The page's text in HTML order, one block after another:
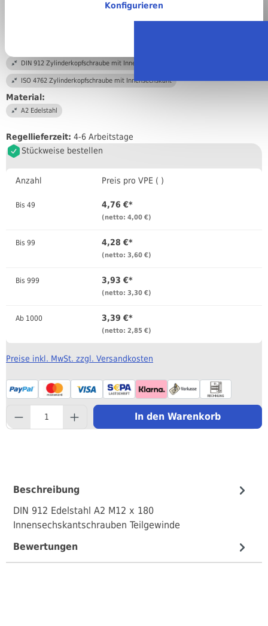
DIN 912 Zylinderkopfschraube mit Innensechskant
ISO 4762 Zylinderkopfschraube mit Innensechskant
Material:
A2 Edelstahl
Regellieferzeit: 4-6 Arbeitstage
Stückweise bestellen
Anzahl Preis pro VPE ( )
Bis 49 4,76 €*
(netto: 4,00 €)
Bis 99 4,28 €*
(netto: 3,60 €)
Bis 999 3,93 €*
(netto: 3,30 €)
Ab 1000 3,39 €*
(netto: 2,85 €)
Preise inkl. MwSt. zzgl. Versandkosten
In den Warenkorb
Beschreibung
DIN 912 Edelstahl A2 M12 x 180
Innensechskantschrauben Teilgewinde
Bewertungen
Konfigurieren